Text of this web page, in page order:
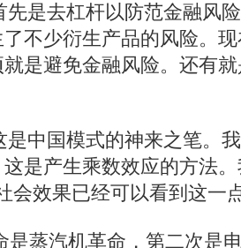
为今年政府工作报告中，
工作报告来看，大致是“加
们特别注重的壮大经济的
网+”、发展智能产业，包
第五代移动通信、新能
做加法。